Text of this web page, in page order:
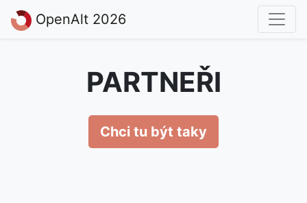
OpenAlt 2026
PARTNEŘI
Chci tu být taky